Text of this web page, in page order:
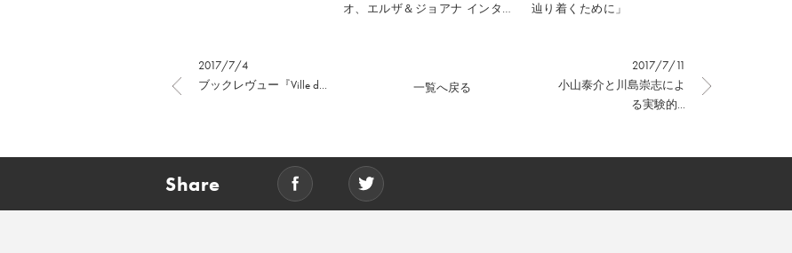
オ、エルザ＆ジョアナ インタヴ
辿り着くために」
2017/7/4
ブックレヴュー『Ville d...
2017/7/11
小山泰介と川島崇志によ
る実験的...
一覧へ戻る
Share